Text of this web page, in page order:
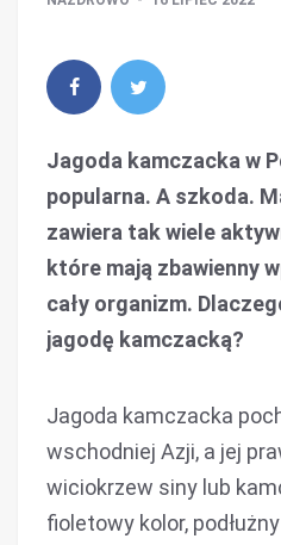
Jagoda kamczacka w
popularna. A szkoda.
zawiera tak wiele
które mają zbawienny
cały organizm.
jagodę kamczacką?
Jagoda kamczacka
wschodniej Azji, a jej
wiciokrzew siny lub
fioletowy kolor,